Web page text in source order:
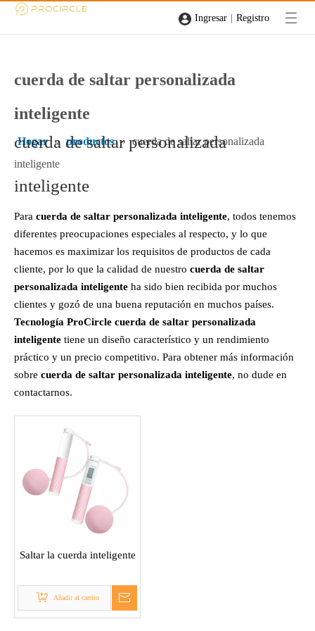
Ingresar | Registro
cuerda de saltar personalizada
inteligente
Hogar » productos » cuerda de saltar personalizada
inteligente
cuerda de saltar personalizada
inteligente
Para cuerda de saltar personalizada inteligente, todos tenemos
diferentes preocupaciones especiales al respecto, y lo que
hacemos es maximizar los requisitos de productos de cada
cliente, por lo que la calidad de nuestro cuerda de saltar
personalizada inteligente ha sido bien recibida por muchos
clientes y gozó de una buena reputación en muchos países.
Tecnología ProCircle cuerda de saltar personalizada
inteligente tiene un diseño característico y un rendimiento
práctico y un precio competitivo. Para obtener más información
sobre cuerda de saltar personalizada inteligente, no dude en
contactarnos.
Saltar la cuerda inteligente
Añadir al carrito